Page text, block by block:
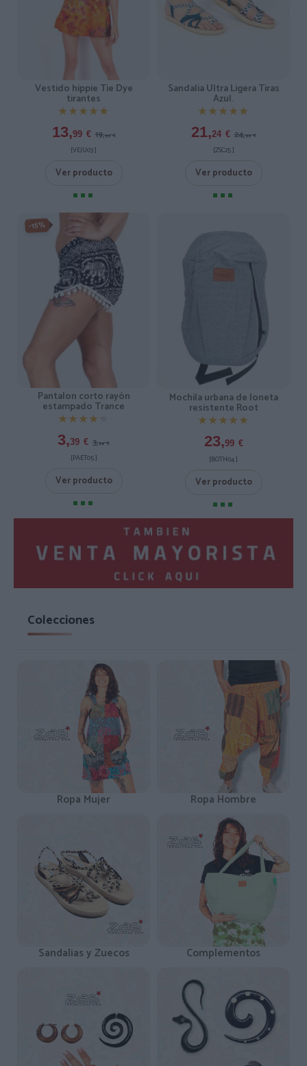
Vestido hippie Tie Dye
tirantes
★★★★★
★★★★★
13,99 € 19,99 €
[VEJU03 ]
Ver producto
Sandalia Ultra Ligera Tiras
Azul.
★★★★★
★★★★★
21,24 € 24,99 €
[ZSC25 ]
Ver producto
-15%
Pantalon corto rayón
estampado Trance
★★★★★
★★★★★
3,39 € 3,99 €
[PAET05 ]
Ver producto
Mochila urbana de loneta
resistente Root
★★★★★
★★★★★
23,99 €
[BOTH04 ]
Ver producto
Colecciones
Ropa Mujer Ropa Hombre
Sandalias y Zuecos Complementos